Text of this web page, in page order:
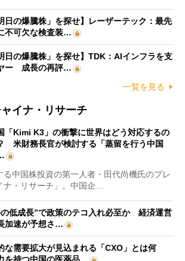
日の爆騰株」を探せ】レーザーテック：最先
不可欠な検査装…
日の爆騰株」を探せ】TDK：AIインフラを支
ー 成長の再評…
一覧を見る
イナ・リサーチ
「Kimi K3」の衝撃に世界はどう対応するの
米財務長官が検討する「蒸留を行う中国
中国株投資の第一人者・田代尚機氏のプレ
ナ・リサーチ」。中国企…
低成長”で政策のテコ入れ必至か 経済運営
加速が予想さ…
な需要拡大が見込まれる「CXO」とは何